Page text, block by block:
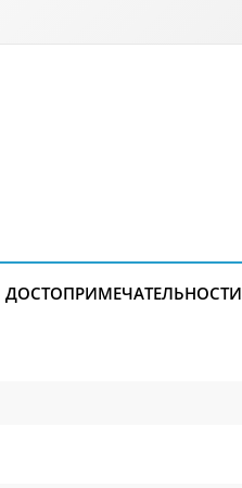
ДОСТОПРИМЕЧАТЕЛЬНОСТИ